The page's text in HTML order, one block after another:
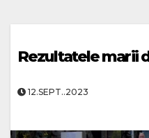
Rezultatele marii
12.SEPT..2023